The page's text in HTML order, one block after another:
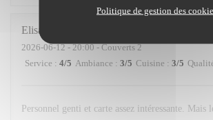
Politique de gestion des
Elisabetta
2026-06-12- 20:00 - Couverts 2
Service : 4/5 Ambiance : 3/5 Cuisine : 3/5
Personnel genti et carte assez intéressante. Mais